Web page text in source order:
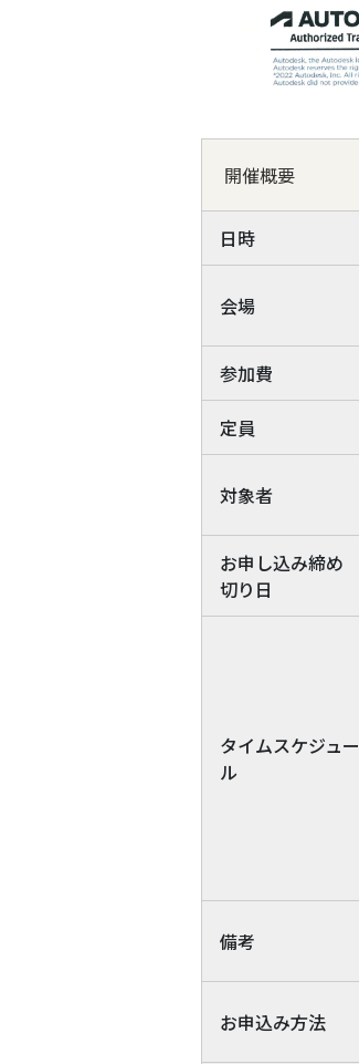
開催概要
日時
会場
参加費
定員
対象者
お申し込み締め
切り日
タイムスケジュー
ル
備考
お申込み方法